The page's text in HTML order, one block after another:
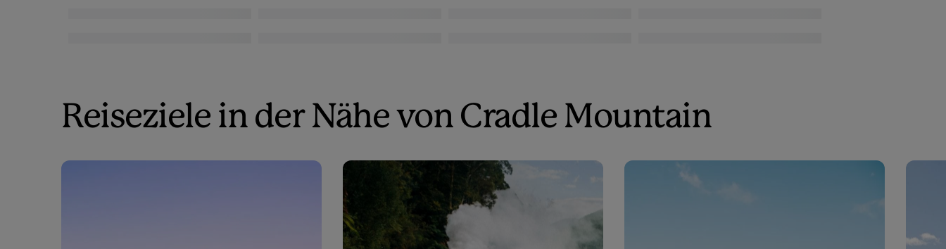
Reiseziele in der Nähe von Cradle Mountain